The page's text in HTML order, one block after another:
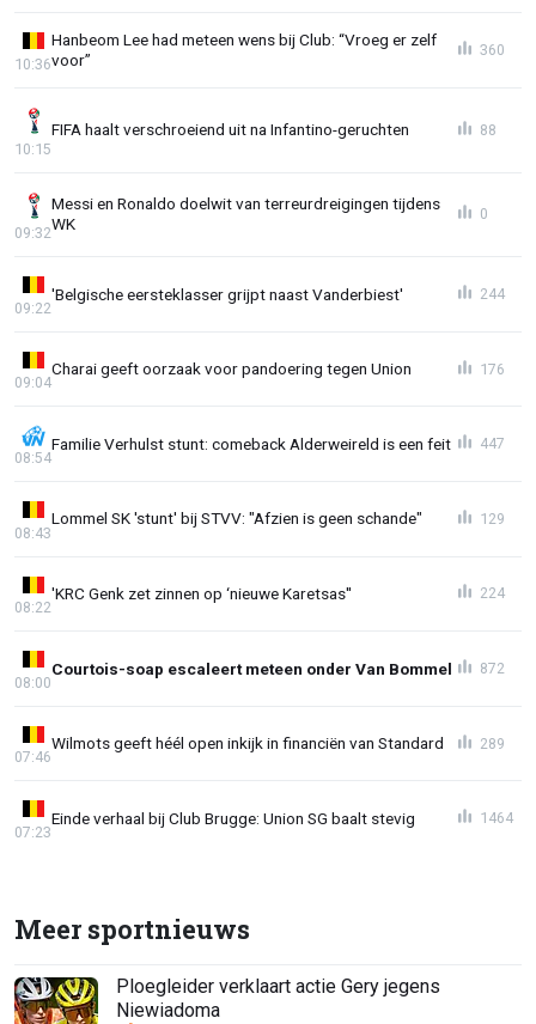
Hanbeom Lee had meteen wens bij Club: “Vroeg er zelf
voor”
10:36
360
FIFA haalt verschroeiend uit na Infantino-geruchten
10:15
88
Messi en Ronaldo doelwit van terreurdreigingen tijdens
WK
09:32
0
'Belgische eersteklasser grijpt naast Vanderbiest'
09:22
244
Charai geeft oorzaak voor pandoering tegen Union
09:04
176
Familie Verhulst stunt: comeback Alderweireld is een feit
08:54
447
Lommel SK 'stunt' bij STVV: "Afzien is geen schande"
08:43
129
'KRC Genk zet zinnen op ‘nieuwe Karetsas''
08:22
224
Courtois-soap escaleert meteen onder Van Bommel
08:00
872
Wilmots geeft héél open inkijk in financiën van Standard
07:46
289
Einde verhaal bij Club Brugge: Union SG baalt stevig
07:23
1464
Meer sportnieuws
Ploegleider verklaart actie Gery jegens
Niewiadoma